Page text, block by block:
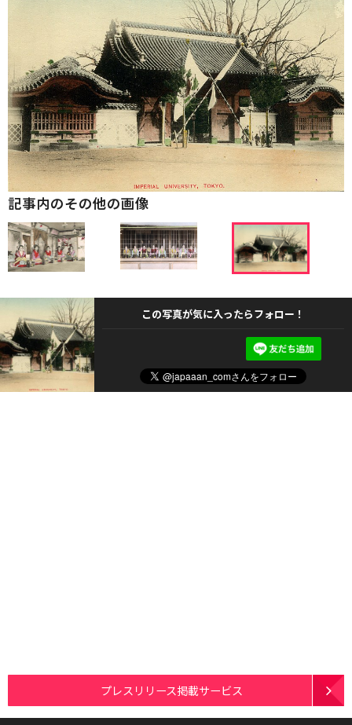
記事内のその他の画像
この写真が気に入ったらフォロー！
プレスリリース掲載サービス